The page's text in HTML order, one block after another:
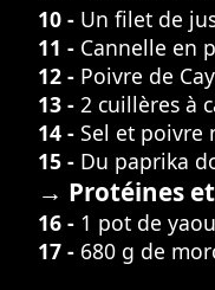
10 - Un filet de
11 - Cannelle en
12 - Poivre de
13 - 2 cuillères à
14 - Sel et poivre
15 - Du paprika
→ Protéines
16 - 1 pot de
17 - 680 g de